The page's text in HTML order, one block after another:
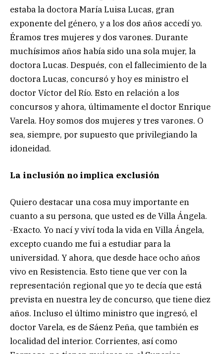
estaba la doctora María Luisa Lucas, gran
exponente del género, y a los dos años accedí yo.
Éramos tres mujeres y dos varones. Durante
muchísimos años había sido una sola mujer, la
doctora Lucas. Después, con el fallecimiento de la
doctora Lucas, concursó y hoy es ministro el
doctor Víctor del Río. Esto en relación a los
concursos y ahora, últimamente el doctor Enrique
Varela. Hoy somos dos mujeres y tres varones. O
sea, siempre, por supuesto que privilegiando la
idoneidad.
La inclusión no implica exclusión
Quiero destacar una cosa muy importante en
cuanto a su persona, que usted es de Villa Ángela.
-Exacto. Yo nací y viví toda la vida en Villa Ángela,
excepto cuando me fui a estudiar para la
universidad. Y ahora, que desde hace ocho años
vivo en Resistencia. Esto tiene que ver con la
representación regional que yo te decía que está
prevista en nuestra ley de concurso, que tiene diez
años. Incluso el último ministro que ingresó, el
doctor Varela, es de Sáenz Peña, que también es
localidad del interior. Corrientes, así como